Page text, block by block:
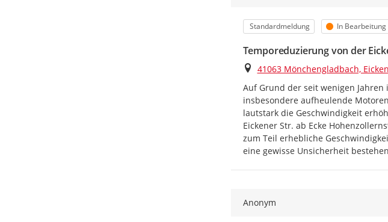
Kategorie
Standardmeldung Status
In Bearbeitung
Temporeduzierung von der
Ort
41063 Mönchengladbach,
Auf Grund der seit wenigen
insbesondere aufheulende
lautstark die Geschwindigkeit
Eickener Str. ab Ecke
zum Teil erhebliche
eine gewisse Unsicherheit
Anonym